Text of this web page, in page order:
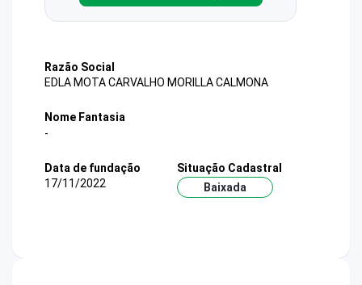
Razão Social
EDLA MOTA CARVALHO MORILLA CALMONA
Nome Fantasia
-
Data de fundação
17/11/2022
Situação Cadastral
Baixada